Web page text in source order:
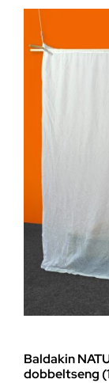
Baldakin
dobbeltseng